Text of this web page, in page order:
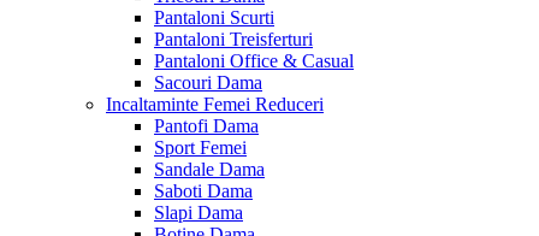
Pantaloni Scurti
Pantaloni Treisferturi
Pantaloni Office & Casual
Sacouri Dama
Incaltaminte Femei Reduceri
Pantofi Dama
Sport Femei
Sandale Dama
Saboti Dama
Slapi Dama